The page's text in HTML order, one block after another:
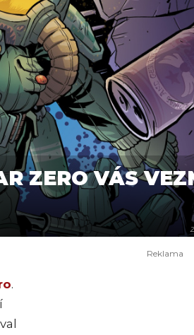
ZERO VÁS
.